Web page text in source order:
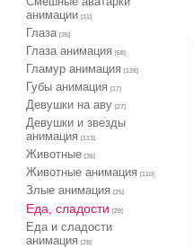
анимации
[31]
Глаза [35]
Глаза анимация [58]
Гламур анимация [128]
Губы анимация [17]
Девушки на аву [27]
Девушки и звезды
анимация
[113]
Животные [36]
Животные анимация [110]
Злые анимация [25]
Еда, сладости [29]
Еда и сладости
анимация
[29]